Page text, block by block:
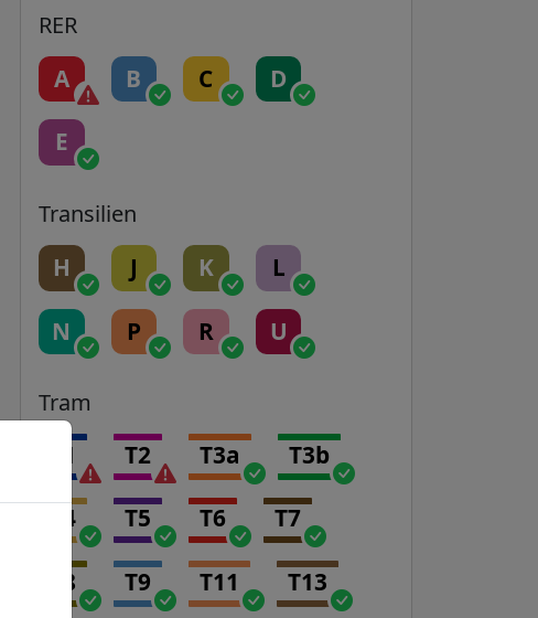
RER
A B C D
E
Transilien
H J K L
N P R U
Tram
T1 T2 T3a T3b
T4 T5 T6 T7
T8 T9 T11 T13